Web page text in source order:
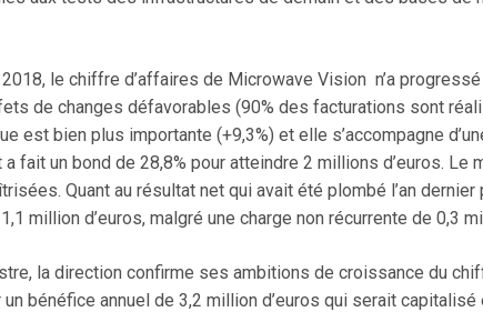
le chiffre d’affaires de Microwave Vision n’a progressé
de changes défavorables (90% des facturations sont
est bien plus importante (+9,3%) et elle s’accompagne
fait un bond de 28,8% pour atteindre 2 millions d’euros.
Quant au résultat net qui avait été plombé l’an
million d’euros, malgré une charge non récurrente de 0,3
la direction confirme ses ambitions de croissance du
bénéfice annuel de 3,2 million d’euros qui serait